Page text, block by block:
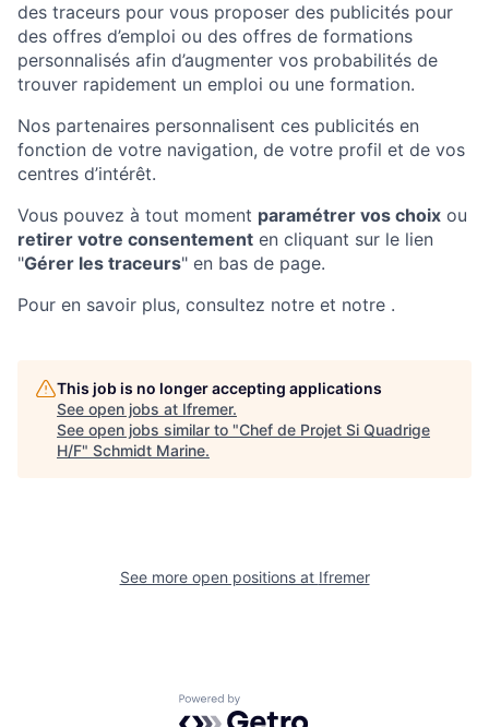
des traceurs pour vous proposer des publicités pour
des offres d’emploi ou des offres de formations
personnalisés afin d’augmenter vos probabilités de
trouver rapidement un emploi ou une formation.
Nos partenaires personnalisent ces publicités en
fonction de votre navigation, de votre profil et de vos
centres d’intérêt.
Vous pouvez à tout moment paramétrer vos choix ou
retirer votre consentement en cliquant sur le lien
"Gérer les traceurs" en bas de page.
Pour en savoir plus, consultez notre et notre .
This job is no longer accepting applications
See open jobs at Ifremer.
See open jobs similar to "Chef de Projet Si Quadrige
H/F" Schmidt Marine.
See more open positions at Ifremer
Powered by Getro.com